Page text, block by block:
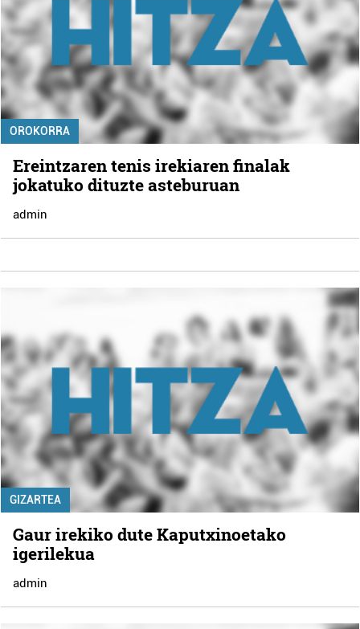
OROKORRA
Ereintzaren tenis irekiaren finalak
jokatuko dituzte asteburuan
admin
GIZARTEA
Gaur irekiko dute Kaputxinoetako
igerilekua
admin